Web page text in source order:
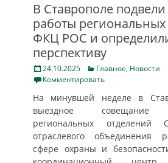
В Ставрополе подвели
работы
ФКЦ РОС и
перспективу
Posted
on
24.10.2025 Categories
Главное, Новости
Комментировать
На минувшей неделе в
выездное совещание
региональных отделений
отраслевого объединения
сфере охраны и